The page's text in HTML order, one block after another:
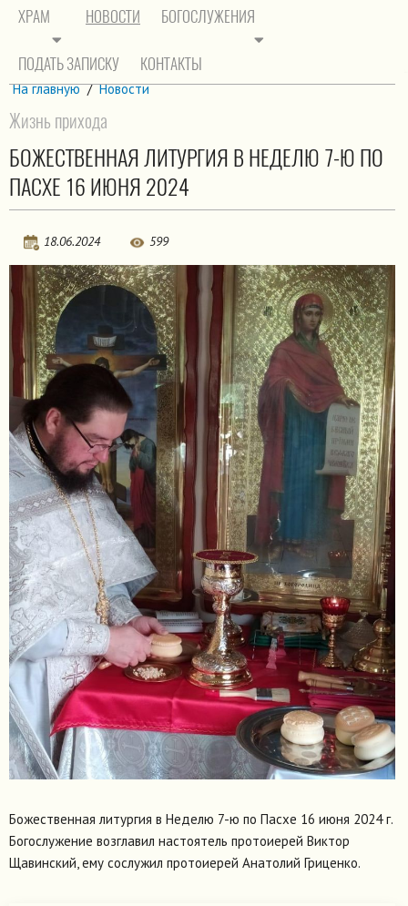
ХРАМ НОВОСТИ БОГОСЛУЖЕНИЯ
ПОДАТЬ ЗАПИСКУ КОНТАКТЫ
На главную / Новости
Жизнь прихода
БОЖЕСТВЕННАЯ ЛИТУРГИЯ В НЕДЕЛЮ 7-Ю ПО
ПАСХЕ 16 ИЮНЯ 2024
18.06.2024 599
Божественная литургия в Неделю 7-ю по Пасхе 16 июня 2024 г.
Богослужение возглавил настоятель протоиерей Виктор
Щавинский, ему сослужил протоиерей Анатолий Гриценко.